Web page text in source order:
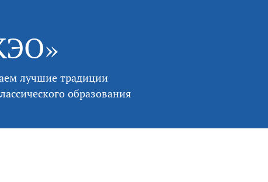
лучшие традиции
образования